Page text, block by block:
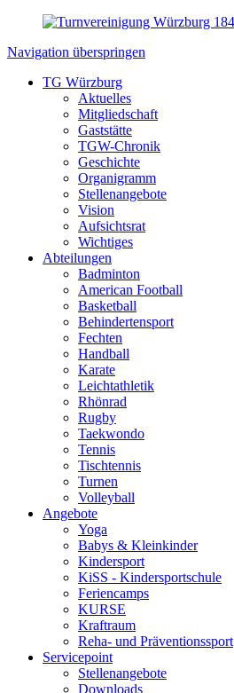
Navigation überspringen
TG Würzburg
Aktuelles
Mitgliedschaft
Gaststätte
TGW-Chronik
Geschichte
Organigramm
Stellenangebote
Vision
Aufsichtsrat
Wichtiges
Abteilungen
Badminton
American Football
Basketball
Behindertensport
Fechten
Handball
Karate
Leichtathletik
Rhönrad
Rugby
Taekwondo
Tennis
Tischtennis
Turnen
Volleyball
Angebote
Yoga
Babys & Kleinkinder
Kindersport
KiSS - Kindersportschule
Feriencamps
KURSE
Kraftraum
Reha- und Präventionssport
Servicepoint
Stellenangebote
Downloads